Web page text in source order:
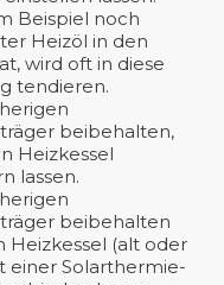
Beispiel noch
Heizöl in den
wird oft in diese
tendieren.
beibehalten,
Heizkessel
lassen.
beibehalten
Heizkessel (alt oder
einer Solarthermie-